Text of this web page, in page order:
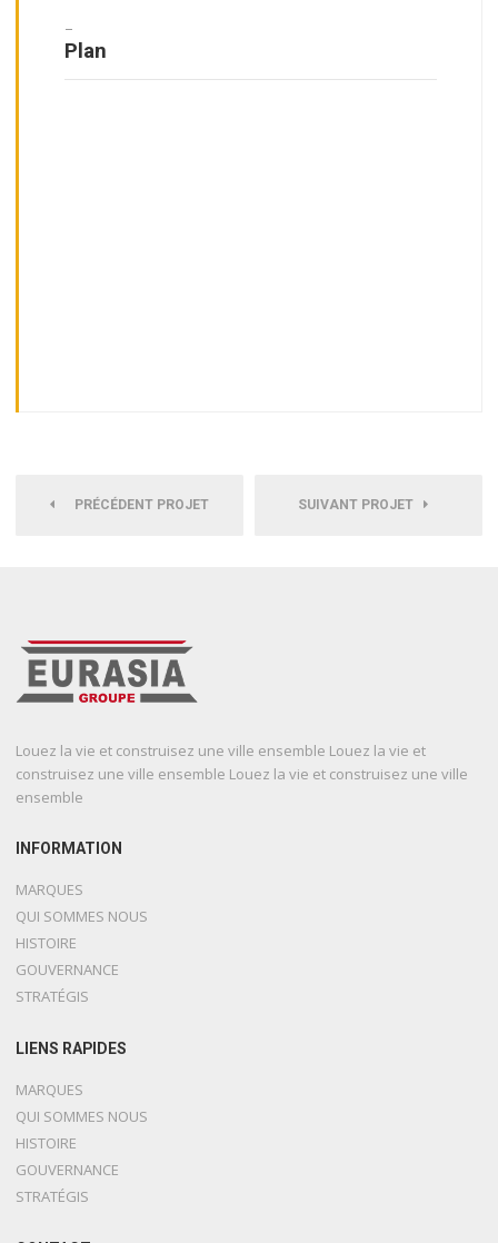
–
Plan
PRÉCÉDENT PROJET SUIVANT PROJET
Louez la vie et construisez une ville ensemble Louez la vie et
construisez une ville ensemble Louez la vie et construisez une ville
ensemble
INFORMATION
MARQUES
QUI SOMMES NOUS
HISTOIRE
GOUVERNANCE
STRATÉGIS
LIENS RAPIDES
MARQUES
QUI SOMMES NOUS
HISTOIRE
GOUVERNANCE
STRATÉGIS